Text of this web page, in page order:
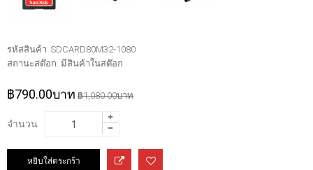
รหัสสินค้า: SDCARD80M32-1080
สถานะสต๊อก: มีสินค้าในสต๊อก
฿790.00บาท ฿1,080.00บาท
จำนวน